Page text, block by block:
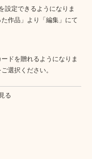
設定できるようになりま
作品」より「編集」にて
ドを贈れるようになりま
選択ください。
る